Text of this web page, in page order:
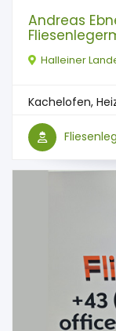
Andreas
Halleiner
Kachelofen,